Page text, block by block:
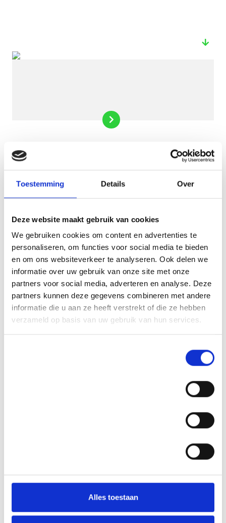
Toestemming Details Over
Deze website maakt gebruik van cookies
We gebruiken cookies om content en advertenties te
personaliseren, om functies voor social media te bieden
en om ons websiteverkeer te analyseren. Ook delen we
informatie over uw gebruik van onze site met onze
partners voor social media, adverteren en analyse. Deze
partners kunnen deze gegevens combineren met andere
informatie die u aan ze heeft verstrekt of die ze hebben
verzameld op basis van uw gebruik van hun services.
Alles toestaan